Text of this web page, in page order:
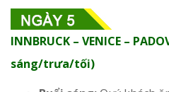
INNBRUCK – VENICE –
sáng/trưa/tối)